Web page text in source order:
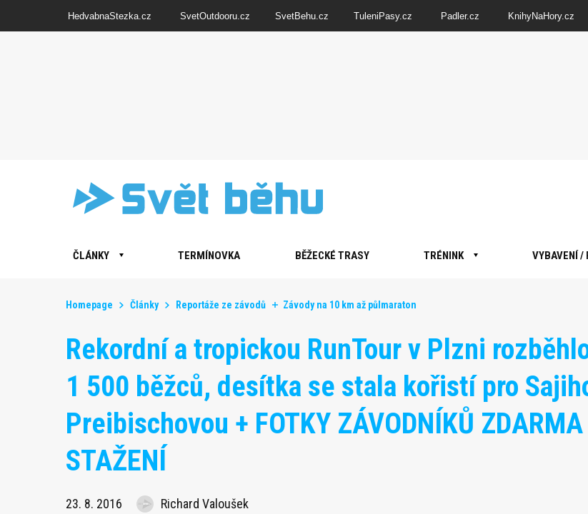
HedvabnaStezka.cz SvetOutdooru.cz SvetBehu.cz TuleniPasy.cz Padler.cz KnihyNaHory.cz
ČLÁNKY TERMÍNOVKA BĚŽECKÉ TRASY TRÉNINK VYBAVENÍ /
Homepage Články Reportáže ze závodů Závody na 10 km až půlmaraton
Rekordní a tropickou RunTour v Plzni
1 500 běžců, desítka se stala kořistí pro
Preibischovou + FOTKY ZÁVODNÍKŮ ZDARMA
STAŽENÍ
23. 8. 2016 Richard Valoušek